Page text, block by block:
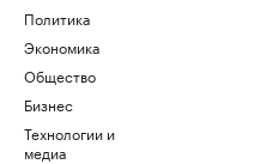
Политика
Экономика
Общество
Бизнес
Технологии и
медиа